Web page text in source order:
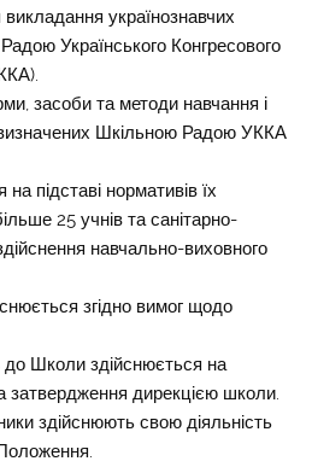
українознавчих
Українського Конгресового
засоби та методи навчання і
Шкільною Радою УККА
підставі нормативів їх
25 учнів та санітарно-
навчально-виховного
згідно вимог щодо
до Школи здійснюється на
затвердження дирекцією школи.
здійснюють свою діяльність